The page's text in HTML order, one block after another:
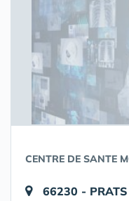
CENTRE DE SANTE
66230 - PRATS